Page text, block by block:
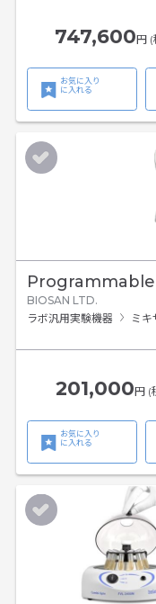
747,600円 (
お気に入り
に入れる
BIOSAN LTD.
ラボ汎用実験機器
ミキ
201,000円 (
お気に入り
に入れる